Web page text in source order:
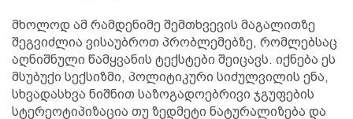
მხოლოდ ამ რამდენიმე შემთხვევის მაგალითზე
შეგვიძლია ვისაუბროთ პრობლემებზე, რომლებსაც
აღნიშნული წამყვანის ტექსტები შეიცავს. იქნება ეს
მსუბუქი სექსიზმი, პოლიტიკური სიძულვილის ენა,
სხვადასხვა ნიშნით საზოგადოებრივი ჯგუფების
სტერეოტიპიზაცია თუ ზედმეტი ნატურალიზება და